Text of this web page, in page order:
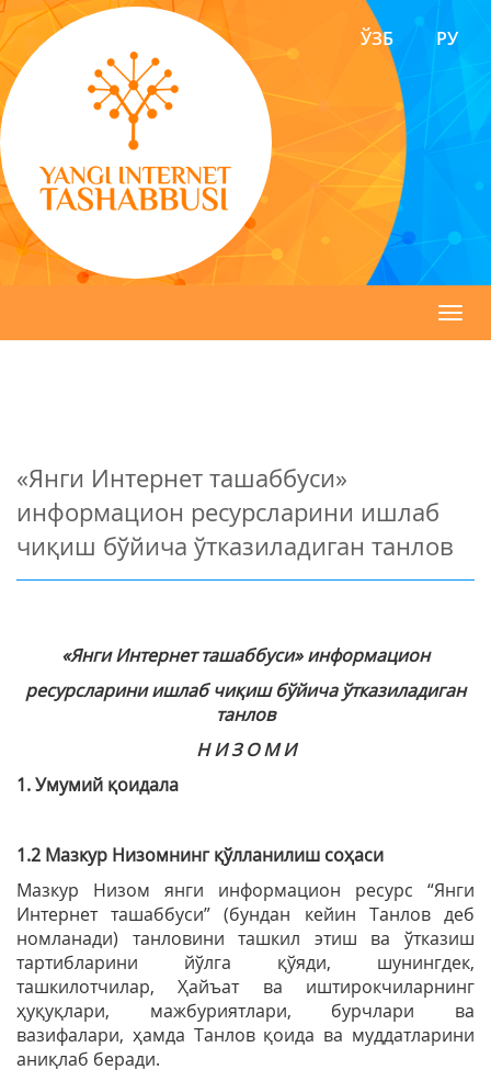
ЎЗБ РУ
«Янги Интернет ташаббуси»
информацион ресурсларини ишлаб
чиқиш бўйича ўтказиладиган танлов
«Янги Интернет ташаббуси» информацион
ресурсларини ишлаб чиқиш бўйича ўтказиладиган
танлов
Н И З О М И
1. Умумий қоидала
1.2 Мазкур Низомнинг қўлланилиш соҳаси
Мазкур Низом янги информацион ресурс “Янги
Интернет ташаббуси” (бундан кейин Танлов деб
номланади) танловини ташкил этиш ва ўтказиш
тартибларини йўлга қўяди, шунингдек,
ташкилотчилар, Ҳайъат ва иштирокчиларнинг
ҳуқуқлари, мажбуриятлари, бурчлари ва
вазифалари, ҳамда Танлов қоида ва муддатларини
аниқлаб беради.